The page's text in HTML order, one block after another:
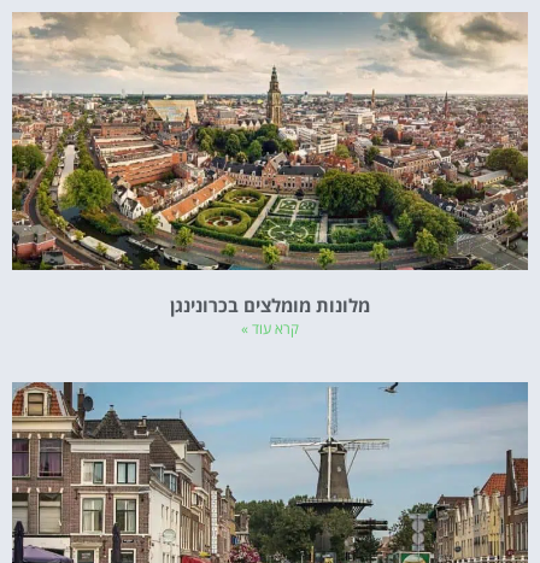
מלונות מומלצים בכרונינגן
קרא עוד »